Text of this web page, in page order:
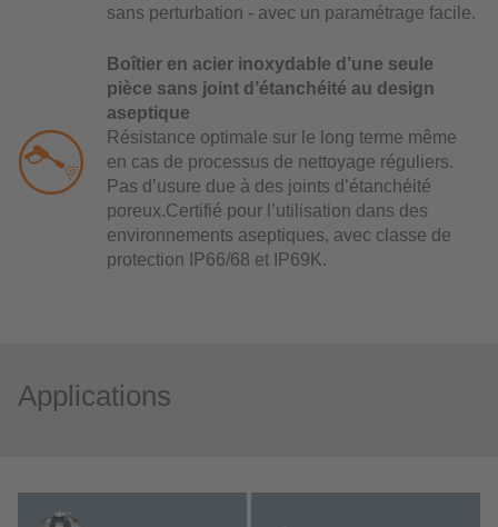
sans perturbation - avec un paramétrage facile.
Boîtier en acier inoxydable d’une seule
pièce sans joint d’étanchéité au design
aseptique
Résistance optimale sur le long terme même
en cas de processus de nettoyage réguliers.
Pas d’usure due à des joints d’étanchéité
poreux.Certifié pour l’utilisation dans des
environnements aseptiques, avec classe de
protection IP66/68 et IP69K.
Applications